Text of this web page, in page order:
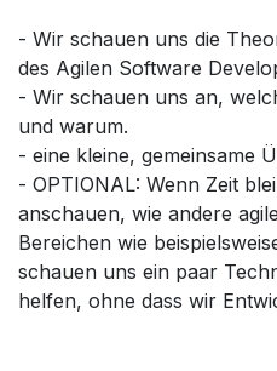
- Wir schauen uns die
des Agilen Software
- Wir schauen uns an,
und warum.
- eine kleine, gemeinsame
- OPTIONAL: Wenn Zeit
anschauen, wie andere
Bereichen wie
schauen uns ein paar
helfen, ohne dass wir